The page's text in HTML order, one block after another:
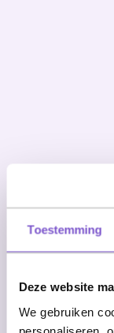
Toestemming
Deze website
We gebruiken
personaliseren,